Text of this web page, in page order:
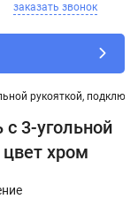
заказать звонок
рукояткой,
3-угольной
хром